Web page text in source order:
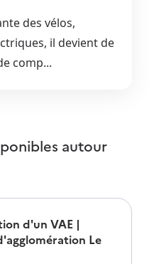
des vélos,
il devient de
comp...
autour
d'un VAE |
Le